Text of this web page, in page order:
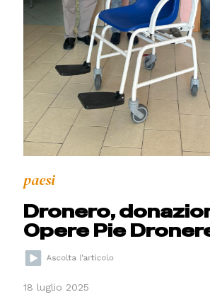
paesi
Dronero,
Opere Pie
18 luglio 2025